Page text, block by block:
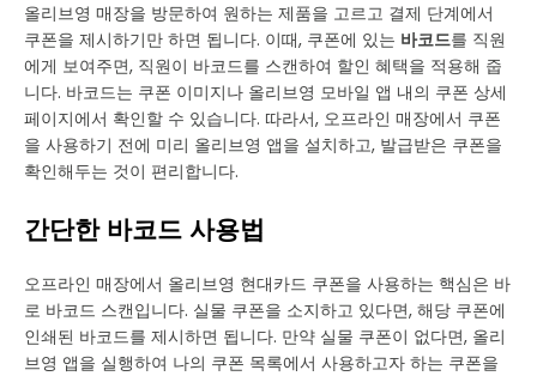
올리브영 매장을 방문하여 원하는 제품을 고르고 결제 단계에서
쿠폰을 제시하기만 하면 됩니다. 이때, 쿠폰에 있는 바코드를 직원
에게 보여주면, 직원이 바코드를 스캔하여 할인 혜택을 적용해 줍
니다. 바코드는 쿠폰 이미지나 올리브영 모바일 앱 내의 쿠폰 상세
페이지에서 확인할 수 있습니다. 따라서, 오프라인 매장에서 쿠폰
을 사용하기 전에 미리 올리브영 앱을 설치하고, 발급받은 쿠폰을
확인해두는 것이 편리합니다.
간단한 바코드 사용법
오프라인 매장에서 올리브영 현대카드 쿠폰을 사용하는 핵심은 바
로 바코드 스캔입니다. 실물 쿠폰을 소지하고 있다면, 해당 쿠폰에
인쇄된 바코드를 제시하면 됩니다. 만약 실물 쿠폰이 없다면, 올리
브영 앱을 실행하여 나의 쿠폰 목록에서 사용하고자 하는 쿠폰을